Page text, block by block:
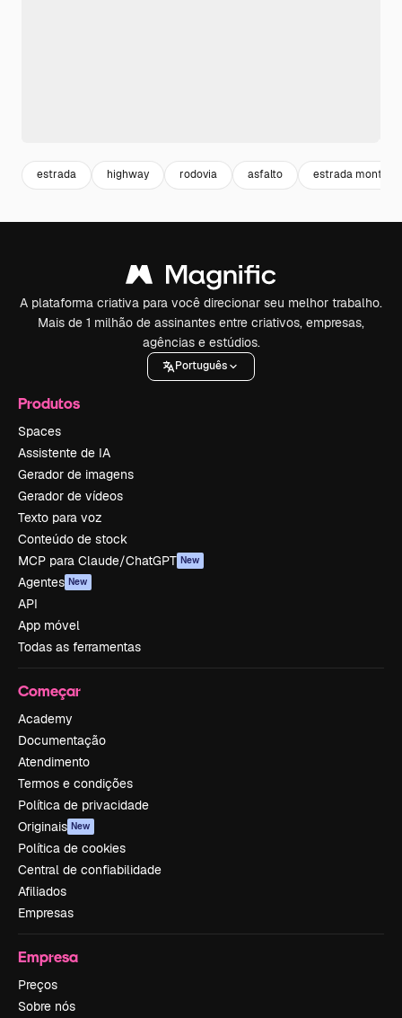
estrada highway rodovia asfalto estrada
A plataforma criativa para você direcionar seu melhor trabalho.
Mais de 1 milhão de assinantes entre criativos, empresas,
agências e estúdios.
Português
Produtos
Spaces
Assistente de IA
Gerador de imagens
Gerador de vídeos
Texto para voz
Conteúdo de stock
MCP para Claude/ChatGPT New
Agentes New
API
App móvel
Todas as ferramentas
Começar
Academy
Documentação
Atendimento
Termos e condições
Política de privacidade
Originais New
Política de cookies
Central de confiabilidade
Afiliados
Empresas
Empresa
Preços
Sobre nós